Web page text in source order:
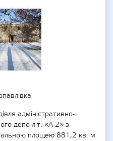
адміністративно-
депо літ. «А-2» з
площею 881,2 кв. м